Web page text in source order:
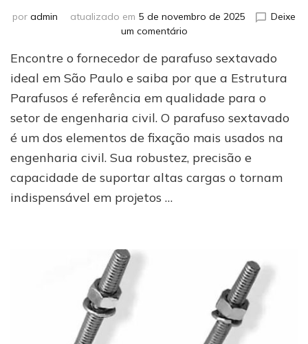
por admin atualizado em 5 de novembro de 2025
Deixe
um comentárioem
o
fornecedor
parafuso
sextavado
em
São
Paulo
Encontre o fornecedor de parafuso sextavado
ideal em São Paulo e saiba por que a Estrutura
Parafusos é referência em qualidade para o
setor de engenharia civil. O parafuso sextavado
é um dos elementos de fixação mais usados na
engenharia civil. Sua robustez, precisão e
capacidade de suportar altas cargas o tornam
indispensável em projetos …